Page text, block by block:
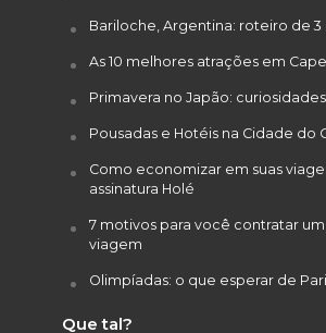
Bariloche, Argentina: roteiro de 3
As 10 melhores atrações em
Primavera no Japão:
Pousadas e Hotéis na Cidade do
Como economizar em suas
assinatura Holé
7 motivos para você contratar
viagem
Olimpíadas: o que esperar de
Que tal?